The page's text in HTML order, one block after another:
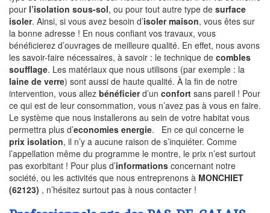
pour l’isolation sous-sol, ou pour tout autre type de surface
isoler. Ainsi, si vous avez besoin d’isoler maison, vous êtes sur
la bonne adresse ! En nous confiant vos travaux, vous
bénéficierez d’ouvrages de meilleure qualité. En effet, nous avons
les savoir-faire nécessaires, à savoir : le technique de combles
soufflage. Les matériaux que nous utilisons (par exemple : la
laine de verre) sont aussi de haute qualité. À la fin de notre
intervention, vous allez bénéficierd’un confort sans pareil ! Pour
ce qui est de leur consommation, vous n’avez pas à vous en faire.
Le système que nous installerons au sein de votre habitat vous
permettra plus d’economies energie. En ce qui concerne le
prix isolation, il n’y a aucune raison de s’inquiéter. Comme
l’appellation même du programme le montre, le prix n’est surtout
pas exorbitant ! Pour plus d’informations concernant notre
société, ou les activités que nous entreprenons à MONCHIET
(62123) , n’hésitez surtout pas à nous contacter !